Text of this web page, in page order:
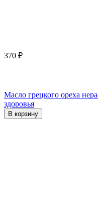
370 ₽
Масло грецкого ореха
здоровья
В корзину